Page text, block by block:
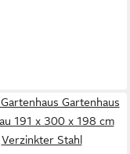
Gartenhaus
191 x 300 x 198 cm
Verzinkter Stahl